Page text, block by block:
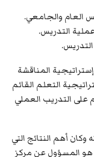
العام والجامعي.
التدريس.
المناقشة
التعلم القائم
على التدريب العملي
وكان أهم النتائج التي
هو المسؤول عن مركز